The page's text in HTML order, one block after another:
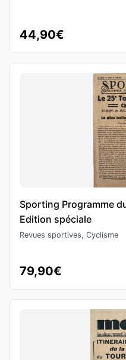
44,90€
Sporting Programme
Edition spéciale
Revues sportives, Cyclisme
79,90€